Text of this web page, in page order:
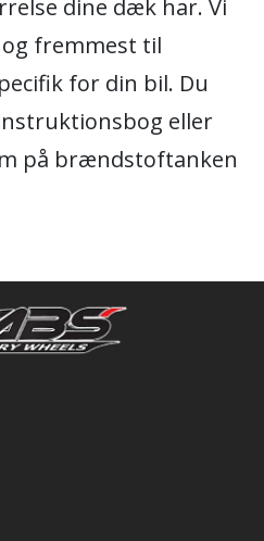
dine dæk har. Vi
fremmest til
for din bil. Du
eller
på brændstoftanken